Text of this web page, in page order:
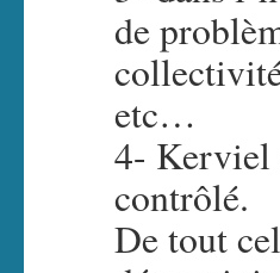
de
etc…
4- Kerviel
contrôlé.
De tout